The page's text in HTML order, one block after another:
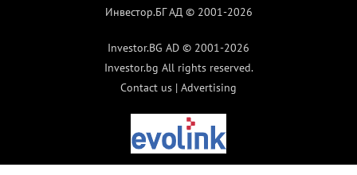
Инвестор.БГ АД © 2001-2026
Investor.BG AD © 2001-2026
Investor.bg All rights reserved.
Contact us | Advertising